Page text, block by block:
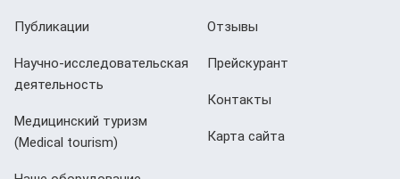
Публикации
Научно-исследовательская
деятельность
Медицинский туризм
(Мedical tourism)
Отзывы
Прейскурант
Контакты
Карта сайта